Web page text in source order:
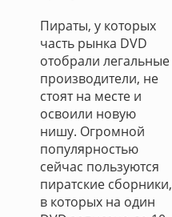
Пираты, у которых
часть рынка DVD
отобрали легальные
производители, не
стоят на месте и
освоили новую
нишу. Огромной
популярностью
сейчас пользуются
пиратские сборники,
в которых на один